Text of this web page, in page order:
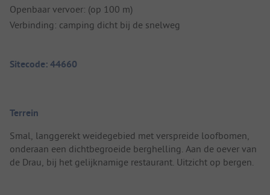
Openbaar vervoer: (op 100 m)
Verbinding: camping dicht bij de snelweg
Sitecode: 44660
Terrein
Smal, langgerekt weidegebied met verspreide loofbomen,
onderaan een dichtbegroeide berghelling. Aan de oever van
de Drau, bij het gelijknamige restaurant. Uitzicht op bergen.